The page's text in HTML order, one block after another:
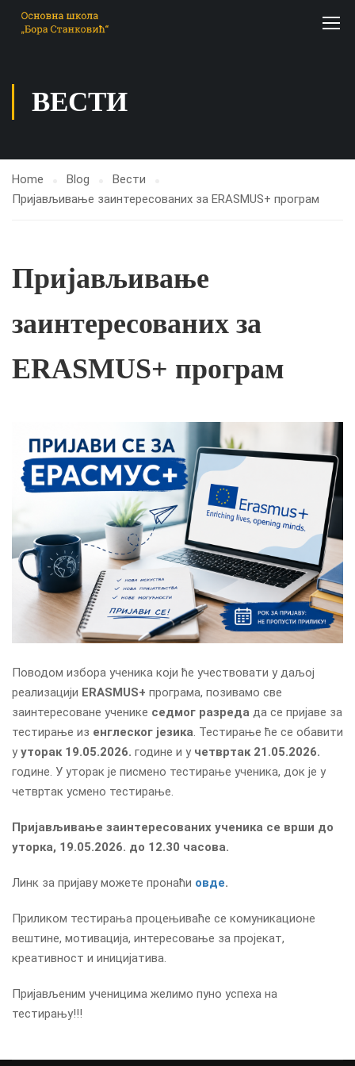
ВЕСТИ
Home Blog
Вести
Пријављивање заинтересованих за ЕRASMUS+ програм
Пријављивање
заинтересованих за
ЕRASMUS+ програм
Поводом избора ученика који ће учествовати у даљој
реализацији ЕRASMUS+ програма, позивамо све
заинтересоване ученике седмог разреда да се пријаве за
тестирање из енглеског језика. Тестирање ће се обавити
у уторак 19.05.2026. године и у четвртак 21.05.2026.
године. У уторак је писмено тестирање ученика, док је у
четвртак усмено тестирање.
Пријављивање заинтересованих ученика се врши до
уторка, 19.05.2026. до 12.30 часова.
Линк за пријаву можете пронаћи овде.
Приликом тестирања процењиваће се комуникационе
вештине, мотивација, интересовање за пројекат,
креативност и иницијатива.
Пријављеним ученицима желимо пуно успеха на
тестирању!!!